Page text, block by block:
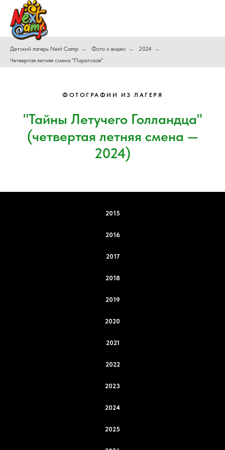
Детский лагерь Next Camp → Фото и видео → 2024 →
Четвертая летняя смена "Пиратская"
ФОТОГРАФИИ ИЗ ЛАГЕРЯ
"Тайны Летучего Голландца"
(четвертая летняя смена —
2024)
2015
2016
2017
2018
2019
2020
2021
2022
2023
2024
2025